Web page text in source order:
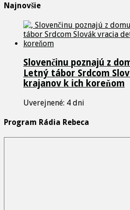
Najnovšie
Slovenčinu poznajú z
Letný tábor Srdcom
krajanov k ich koreňom
Uverejnené: 4 dni
Program Rádia Rebeca